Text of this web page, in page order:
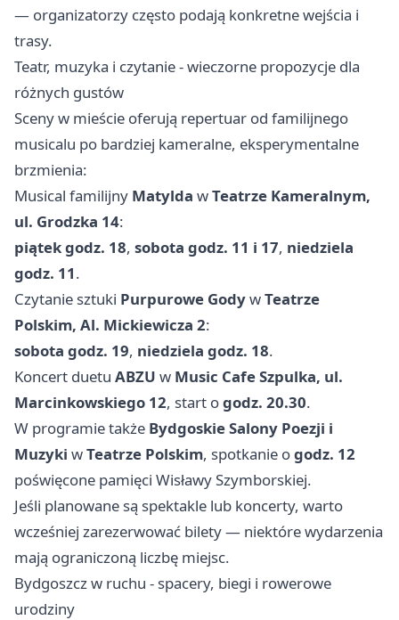
— organizatorzy często podają konkretne wejścia i
trasy.
Teatr, muzyka i czytanie - wieczorne propozycje dla
różnych gustów
Sceny w mieście oferują repertuar od familijnego
musicalu po bardziej kameralne, eksperymentalne
brzmienia:
Musical familijny Matylda wTeatrze Kameralnym,
ul. Grodzka 14:
piątek godz. 18, sobota godz. 11 i 17, niedziela
godz. 11.
Czytanie sztuki Purpurowe GodywTeatrze
Polskim, Al. Mickiewicza 2:
sobota godz. 19, niedziela godz. 18.
Koncert duetu ABZU w Music Cafe Szpulka, ul.
Marcinkowskiego 12, start ogodz. 20.30.
W programie także Bydgoskie Salony Poezji i
Muzyki wTeatrze Polskim, spotkanie ogodz. 12
poświęcone pamięci Wisławy Szymborskiej.
Jeśli planowane są spektakle lub koncerty, warto
wcześniej zarezerwować bilety — niektóre wydarzenia
mają ograniczoną liczbę miejsc.
Bydgoszcz w ruchu - spacery, biegi i rowerowe
urodziny